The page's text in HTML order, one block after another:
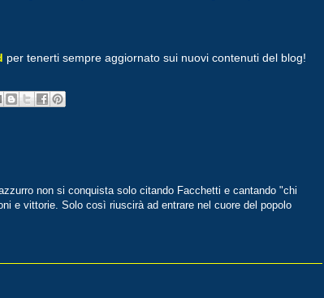
per tenerti sempre aggiornato sui nuovi contenuti del blog!
non si conquista solo citando Facchetti e cantando "chi
e vittorie. Solo così riuscirà ad entrare nel cuore del popolo